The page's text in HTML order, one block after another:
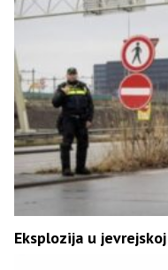
Eksplozija u